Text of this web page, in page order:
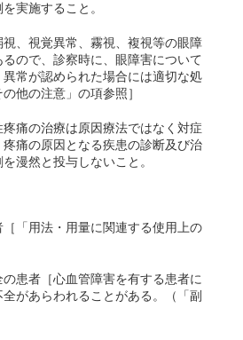
実施すること。
、視覚異常、霧視、複視等の眼障
ので、診察時に、眼障害について
常が認められた場合には適切な処
他の注意」の項参照］
痛の治療は原因療法ではなく対症
痛の原因となる疾患の診断及び治
漫然と投与しないこと。
「用法・用量に関連する使用上の
患者［心血管障害を有する患者に
があらわれることがある。（「副